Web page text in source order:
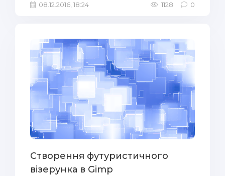
08.12.2016, 18:24 1128 0
Створення футуристичного
візерунка в Gimp